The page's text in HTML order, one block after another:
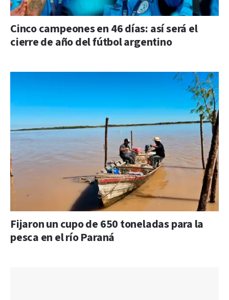
Cinco campeones en 46 días: así será el
cierre de año del fútbol argentino
Fijaron un cupo de 650 toneladas para la
pesca en el río Paraná